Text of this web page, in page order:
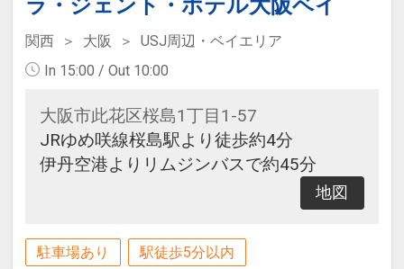
ラ・ジェント・ホテル大阪ベイ
関西 大阪
USJ周辺・ベイエリア
In 15:00 / Out 10:00
大阪市此花区桜島1丁目1-57
JRゆめ咲線桜島駅より徒歩約4分
伊丹空港よりリムジンバスで約45分
地図
駐車場あり 駅徒歩5分以内